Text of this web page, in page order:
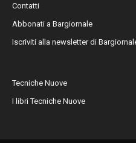
Contatti
Abbonati a Bargiornale
Iscriviti alla newsletter di
Tecniche Nuove
I libri Tecniche Nuove